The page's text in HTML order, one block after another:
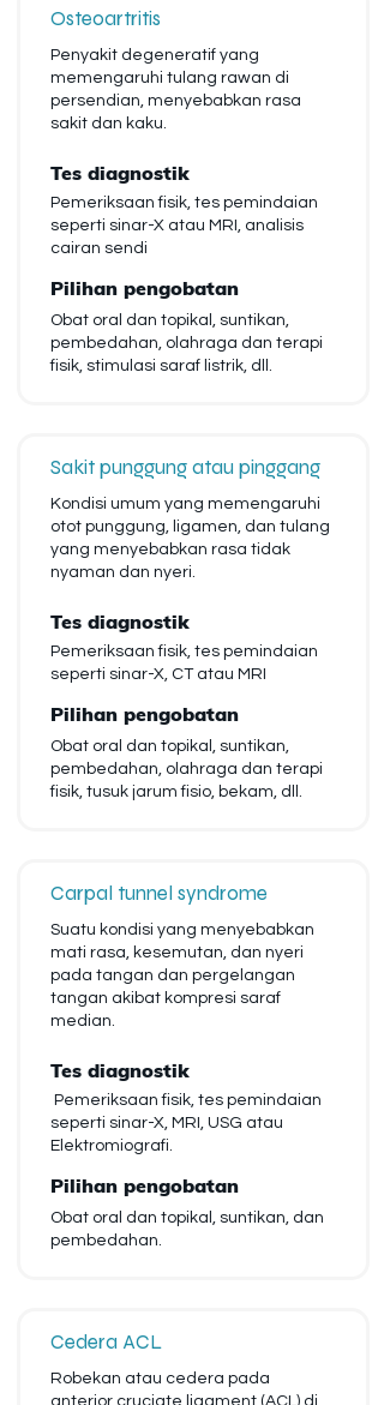
Osteoartritis
Penyakit degeneratif yang
memengaruhi tulang rawan di
persendian, menyebabkan rasa
sakit dan kaku.
Tes diagnostik
Pemeriksaan fisik, tes pemindaian
seperti sinar-X atau MRI, analisis
cairan sendi
Pilihan pengobatan
Obat oral dan topikal, suntikan,
pembedahan, olahraga dan terapi
fisik, stimulasi saraf listrik, dll.
Sakit punggung atau pinggang
Kondisi umum yang memengaruhi
otot punggung, ligamen, dan tulang
yang menyebabkan rasa tidak
nyaman dan nyeri.
Tes diagnostik
Pemeriksaan fisik, tes pemindaian
seperti sinar-X, CT atau MRI
Pilihan pengobatan
Obat oral dan topikal, suntikan,
pembedahan, olahraga dan terapi
fisik, tusuk jarum fisio, bekam, dll.
Carpal tunnel syndrome
Suatu kondisi yang menyebabkan
mati rasa, kesemutan, dan nyeri
pada tangan dan pergelangan
tangan akibat kompresi saraf
median.
Tes diagnostik
Pemeriksaan fisik, tes pemindaian
seperti sinar-X, MRI, USG atau
Elektromiografi.
Pilihan pengobatan
Obat oral dan topikal, suntikan, dan
pembedahan.
Cedera ACL
Robekan atau cedera pada
anterior cruciate ligament (ACL) di